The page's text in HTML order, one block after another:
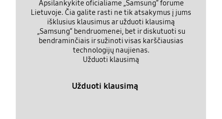
Apsilankykite oficialiame „Samsung“ forume
Lietuvoje. Čia galite rasti ne tik atsakymus į jums
išklusius klausimus ar užduoti klausimą
„Samsung“ bendruomenei, bet ir diskutuoti su
bendraminčiais ir sužinoti visas karščiausias
technologijų naujienas.
Užduoti klausimą
Užduoti klausimą